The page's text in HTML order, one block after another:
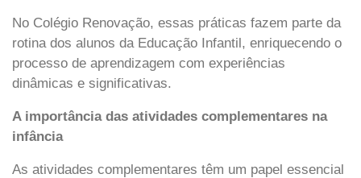
No Colégio Renovação, essas práticas fazem parte da
rotina dos alunos da Educação Infantil, enriquecendo o
processo de aprendizagem com experiências
dinâmicas e significativas.
A importância das atividades complementares na
infância
As atividades complementares têm um papel essencial